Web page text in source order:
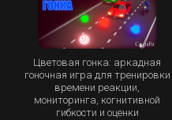
Цветовая гонка: аркадная
гоночная игра для тренировки
времени реакции,
мониторинга, когнитивной
гибкости и оценки